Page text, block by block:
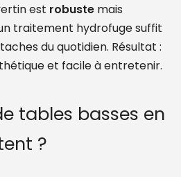
est robuste mais
traitement hydrofuge suffit
du quotidien. Résultat :
et facile à entretenir.
tables basses en
?